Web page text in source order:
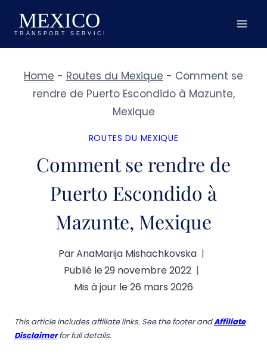
Aller
au
contenu
Home - Routes du Mexique - Comment se
rendre de Puerto Escondido à Mazunte,
Mexique
ROUTES DU MEXIQUE
Comment se rendre de
Puerto Escondido à
Mazunte, Mexique
ParAnaMarija Mishachkovska
Publié le29 novembre 2022
Mis à jour le26 mars 2026
This article includes affiliate links. See the footer andAffiliate
Disclaimerfor full details.